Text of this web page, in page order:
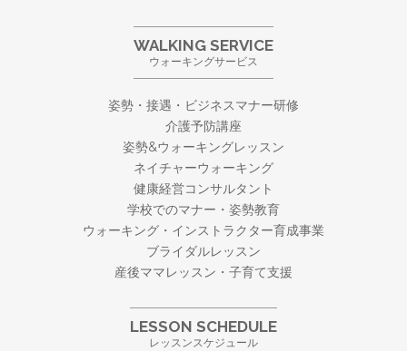
WALKING SERVICE
ウォーキングサービス
姿勢・接遇・ビジネスマナー研修
介護予防講座
姿勢&ウォーキングレッスン
ネイチャーウォーキング
健康経営コンサルタント
学校でのマナー・姿勢教育
ウォーキング・ インストラクター育成事業
ブライダルレッスン
産後ママレッスン・子育て支援
LESSON SCHEDULE
レッスンスケジュール